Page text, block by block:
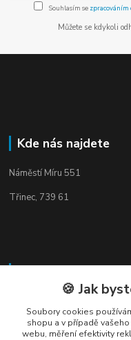
Souhlasím se zpracováním
Můžete se kdykoli
Kde nás najdete
Náměstí Míru 551
Třinec, 739 61
Kontakty
🍪 Jak
Soubory cookies
shopu a v případě
webu, měření efektivity